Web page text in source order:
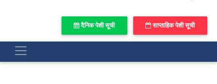
दैनिक पेशी सूची साप्ताहिक पेशी सूची